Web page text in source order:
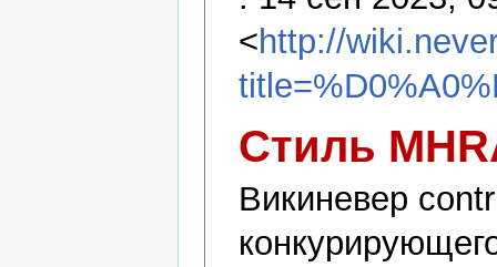
<http://
Стиль
Викиневер